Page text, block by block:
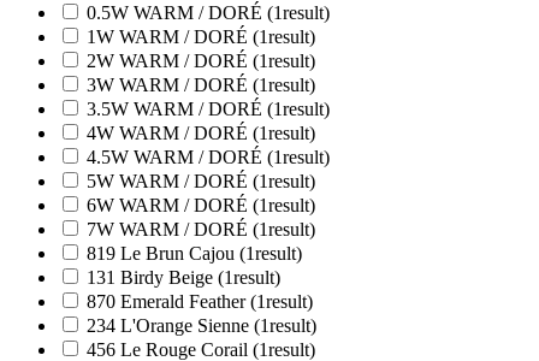
0.5W WARM / DORÉ (1result)
1W WARM / DORÉ (1result)
2W WARM / DORÉ (1result)
3W WARM / DORÉ (1result)
3.5W WARM / DORÉ (1result)
4W WARM / DORÉ (1result)
4.5W WARM / DORÉ (1result)
5W WARM / DORÉ (1result)
6W WARM / DORÉ (1result)
7W WARM / DORÉ (1result)
819 Le Brun Cajou (1result)
131 Birdy Beige (1result)
870 Emerald Feather(1result)
234 L'Orange Sienne (1result)
456 Le Rouge Corail (1result)